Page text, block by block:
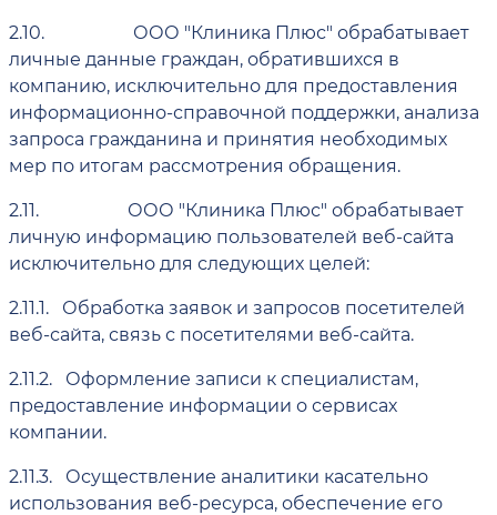
2.10.
ООО "Клиника Плюс" обрабатывает
личные данные граждан, обратившихся в
компанию, исключительно для предоставления
информационно-справочной поддержки, анализа
запроса гражданина и принятия необходимых
мер по итогам рассмотрения обращения.
2.11.
ООО "Клиника Плюс" обрабатывает
личную информацию пользователей веб-сайта
исключительно для следующих целей:
2.11.1.
Обработка заявок и запросов посетителей
веб-сайта, связь с посетителями веб-сайта.
2.11.2.
Оформление записи к специалистам,
предоставление информации о сервисах
компании.
2.11.3.
Осуществление аналитики касательно
использования веб-ресурса, обеспечение его